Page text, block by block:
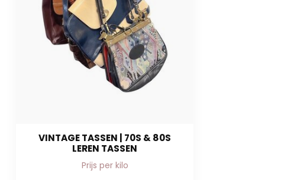
VINTAGE TASSEN | 70S & 80S
LEREN TASSEN
Prijs per kilo